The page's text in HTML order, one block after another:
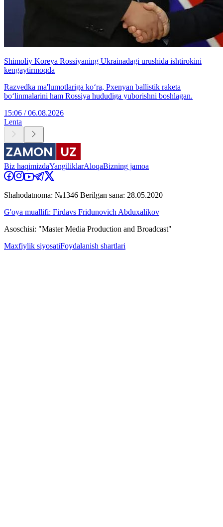
Shimoliy Koreya Rossiyaning Ukrainadagi urushida ishtirokini
kengaytirmoqda
Razvedka ma'lumotlariga ko‘ra, Pxenyan ballistik raketa
bo‘linmalarini ham Rossiya hududiga yuborishni boshlagan.
15:06 / 06.08.2026
Lenta
Biz haqimizdaYangiliklarAloqaBizning jamoa
Shahodatnoma: №1346 Berilgan sana: 28.05.2020
G'oya muallifi: Firdavs Fridunovich Abduxalikov
Asoschisi: "Master Media Production and Broadcast"
Maxfiylik siyosatiFoydalanish shartlari